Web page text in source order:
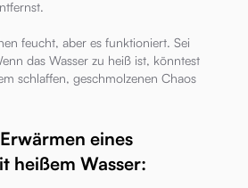
feucht, aber es funktioniert. Sei
das Wasser zu heiß ist, könntest
schlaffen, geschmolzenen Chaos
eines
heißem Wasser: